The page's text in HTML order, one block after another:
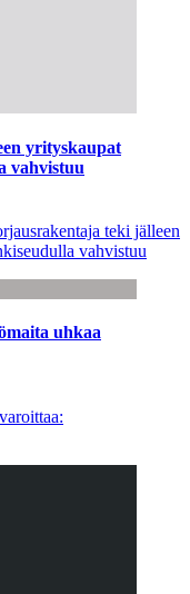
yrityskaupat
vahvistuu
teki jälleen
vahvistuu
uhkaa